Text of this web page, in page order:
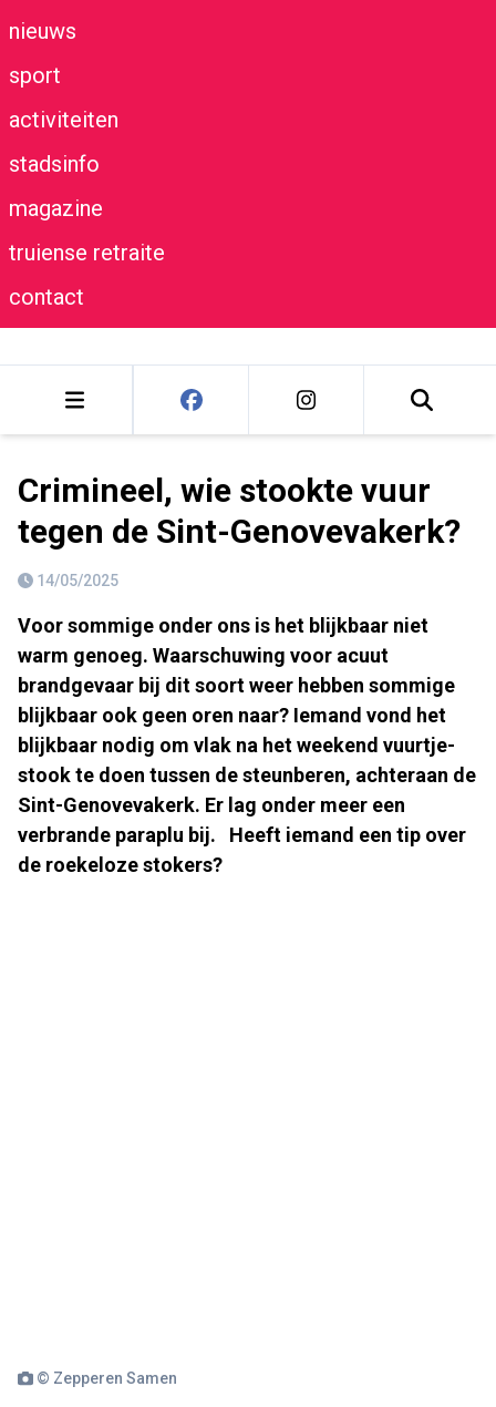
nieuws
sport
activiteiten
stadsinfo
magazine
truiense retraite
contact
Crimineel, wie stookte vuur
tegen de Sint-Genovevakerk?
14/05/2025
Voor sommige onder ons is het blijkbaar niet
warm genoeg. Waarschuwing voor acuut
brandgevaar bij dit soort weer hebben sommige
blijkbaar ook geen oren naar? Iemand vond het
blijkbaar nodig om vlak na het weekend vuurtje-
stook te doen tussen de steunberen, achteraan de
Sint-Genovevakerk. Er lag onder meer een
verbrande paraplu bij. Heeft iemand een tip over
de roekeloze stokers?
© Zepperen Samen